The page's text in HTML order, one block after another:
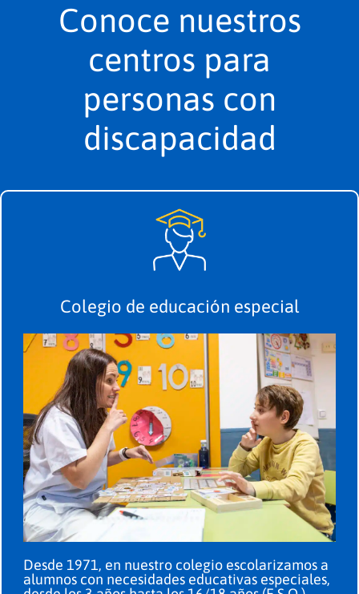
Conoce nuestros
centros para
personas con
discapacidad
Colegio de educación especial
Desde 1971, en nuestro colegio escolarizamos a
alumnos con necesidades educativas especiales,